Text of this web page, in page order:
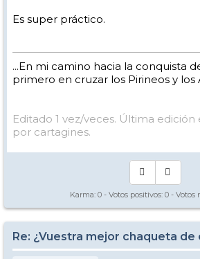
Es super práctico.
...En mi camino hacia la conquista
primero en cruzar los Pirineos y los
Editado 1 vez/veces. Última edición
por cartagines.
Karma: 0 - Votos positivos: 0 - Votos
Re: ¿Vuestra mejor chaqueta de